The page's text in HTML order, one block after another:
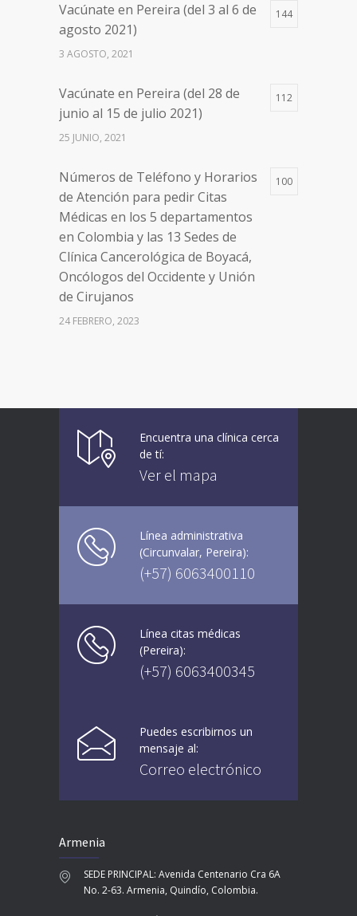
Números de Teléfono y Horarios
de Atención para pedir Citas
Médicas en los 5 departamentos
Clínica Cancerológica de Boyacá,
Oncólogos del Occidente y Unión
de Cirujanos
Vacúnate en Pereira (del 3 al 6 de
agosto 2021)
144
3 AGOSTO, 2021
Vacúnate en Pereira (del 28 de
junio al 15 de julio 2021)
112
25 JUNIO, 2021
Números de Teléfono y Horarios
de Atención para pedir Citas
Médicas en los 5 departamentos
en Colombia y las 13 Sedes de
Clínica Cancerológica de Boyacá,
Oncólogos del Occidente y Unión
de Cirujanos
100
24 FEBRERO, 2023
Vacúnate en Pereira (del 23 al 27
de agosto 2021) mayores de 20
21 AGOSTO, 2021
Encuentra una clínica cerca
de tí:
Ver el mapa
Línea administrativa
(Circunvalar, Pereira):
(+57) 6063400110
Línea citas médicas
(Pereira):
(+57) 6063400345
Puedes escribirnos un
mensaje al:
Correo electrónico
Armenia
SEDE PRINCIPAL: Avenida Centenario Cra 6A
No. 2-63. Armenia, Quindío, Colombia.